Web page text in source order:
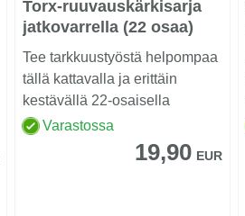
Torx-ruuvauskärkisarja
jatkovarrella (22 osaa)
Tee tarkkuustyöstä helpompaa
tällä kattavalla ja erittäin
kestävällä 22-osaisella
ruuvauskärkisarja...
Varastossa
19,90 EUR